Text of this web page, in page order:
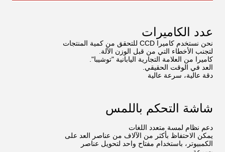
عدد الكاميرات
نحن نستخدم كاميرا CCD للتحقق من كمية المنتجات
لتجنب الأخطاء التي من قبل الوزن الآلة.
كاميرا من العلامة التجارية اليابانية "توشيبا".
العد في الوقت الحقيقي.
دقة عالية، سرعة عالية
شاشة التحكم باللمس
دعم نظام لمسة متعدد اللغات
يمكن الاحتفاظ بأكثر من الآلاف من عناصر العد على
الكمبيوتر، باستخدام مفتاح واحد لتحويل عناصر